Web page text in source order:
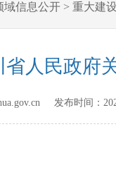
域信息公开 > 重大建
省人民政府
发布时间：